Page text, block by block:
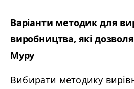
Варіанти методик для
виробництва, які
Муру
Вибирати методику